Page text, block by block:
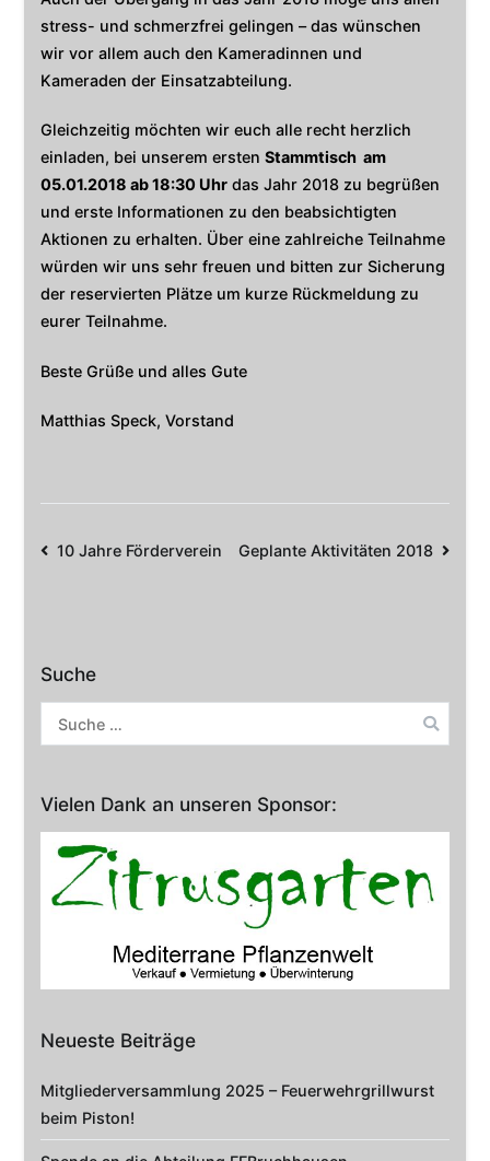
stress- und schmerzfrei gelingen – das wünschen
wir vor allem auch den Kameradinnen und
Kameraden der Einsatzabteilung.
Gleichzeitig möchten wir euch alle recht herzlich
einladen, bei unserem erstenStammtisch am
05.01.2018 ab 18:30 Uhr das Jahr 2018 zu begrüßen
und erste Informationen zu den beabsichtigten
Aktionen zu erhalten. Über eine zahlreiche Teilnahme
würden wir uns sehr freuen und bitten zur Sicherung
der reservierten Plätze um kurze Rückmeldung zu
eurer Teilnahme.
Beste Grüße und alles Gute
Matthias Speck, Vorstand
Beitrags-
10 Jahre Förderverein Geplante Aktivitäten 2018
Suche
Suche
nach:
Vielen Dank an unseren Sponsor:
Neueste Beiträge
Mitgliederversammlung 2025 – Feuerwehrgrillwurst
beim Piston!